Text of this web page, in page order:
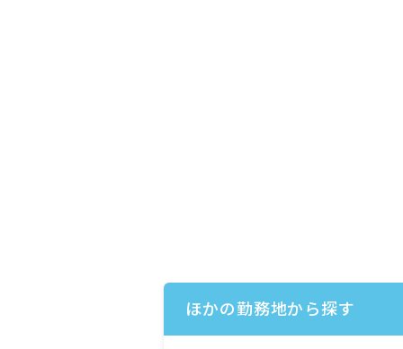
ほかの勤務地から探す